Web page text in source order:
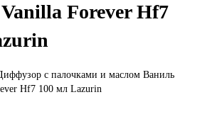
Forever Hf7